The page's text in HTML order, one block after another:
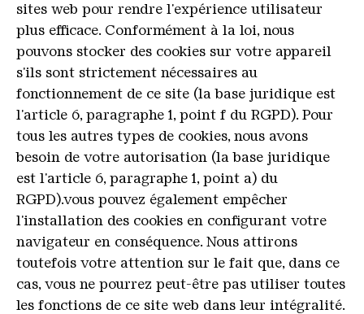
sites web pour rendre l'expérience utilisateur
plus efficace. Conformément à la loi, nous
pouvons stocker des cookies sur votre appareil
s'ils sont strictement nécessaires au
fonctionnement de ce site (la base juridique est
l'article 6, paragraphe 1, point f du RGPD). Pour
tous les autres types de cookies, nous avons
besoin de votre autorisation (la base juridique
est l'article 6, paragraphe 1, point a) du
RGPD).vous pouvez également empêcher
l'installation des cookies en configurant votre
navigateur en conséquence. Nous attirons
toutefois votre attention sur le fait que, dans ce
cas, vous ne pourrez peut-être pas utiliser toutes
les fonctions de ce site web dans leur intégralité.